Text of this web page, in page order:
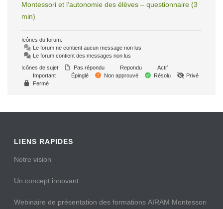
Montessori et l’autonomie des élèves – questionnaire (3
min)
Icônes du forum:
Le forum ne contient aucun message non lus
Le forum contient des messages non lus
Icônes de sujet:
Pas répondu Repondu
Actif
Important
Épinglé Non approuvé Résolu
Privé
Fermé
LIENS RAPIDES
Notre vision
Un concept innovant
Webinaire de présentation des formations AIRAM Montessori